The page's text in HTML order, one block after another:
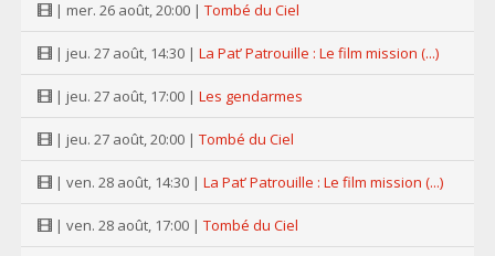
| mer. 26 août, 20:00 | Tombé du Ciel
| jeu. 27 août, 14:30 | La Pat’ Patrouille : Le film mission (...)
| jeu. 27 août, 17:00 | Les gendarmes
| jeu. 27 août, 20:00 | Tombé du Ciel
| ven. 28 août, 14:30 | La Pat’ Patrouille : Le film mission (...)
| ven. 28 août, 17:00 | Tombé du Ciel